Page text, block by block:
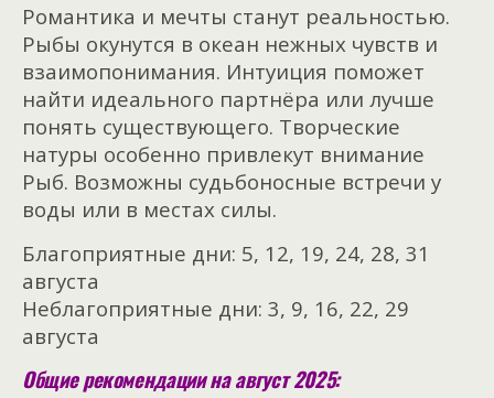
Романтика и мечты станут реальностью.
Рыбы окунутся в океан нежных чувств и
взаимопонимания. Интуиция поможет
найти идеального партнёра или лучше
понять существующего. Творческие
натуры особенно привлекут внимание
Рыб. Возможны судьбоносные встречи у
воды или в местах силы.
Благоприятные дни: 5, 12, 19, 24, 28, 31
августа
Неблагоприятные дни: 3, 9, 16, 22, 29
августа
Общие рекомендации на август 2025: